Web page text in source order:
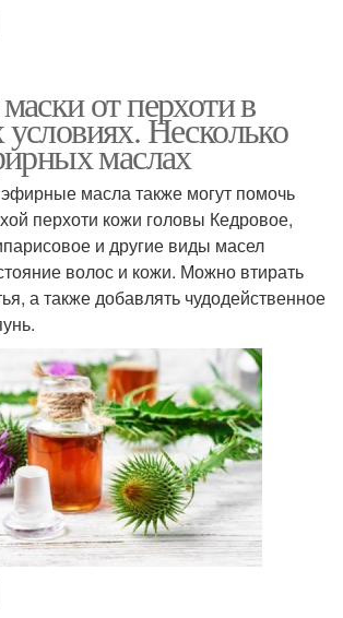
от перхоти в
Несколько
маслах
масла также могут помочь
перхоти кожи головы Кедровое,
и другие виды масел
волос и кожи. Можно втирать
а также добавлять чудодейственное